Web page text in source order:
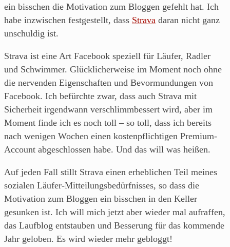
über's
Laufen
von
Läufer
aus
Franken.
ein bisschen die Motivation zum Bloggen gefehlt hat. Ich
habe inzwischen festgestellt, dass Strava daran nicht ganz
unschuldig ist.
Strava ist eine Art Facebook speziell für Läufer, Radler
und Schwimmer. Glücklicherweise im Moment noch ohne
die nervenden Eigenschaften und Bevormundungen von
Facebook. Ich befürchte zwar, dass auch Strava mit
Sicherheit irgendwann verschlimmbessert wird, aber im
Moment finde ich es noch toll – so toll, dass ich bereits
nach wenigen Wochen einen kostenpflichtigen Premium-
Account abgeschlossen habe. Und das will was heißen.
Auf jeden Fall stillt Strava einen erheblichen Teil meines
sozialen Läufer-Mitteilungsbedürfnisses, so dass die
Motivation zum Bloggen ein bisschen in den Keller
gesunken ist. Ich will mich jetzt aber wieder mal aufraffen,
das Laufblog entstauben und Besserung für das kommende
Jahr geloben. Es wird wieder mehr gebloggt!